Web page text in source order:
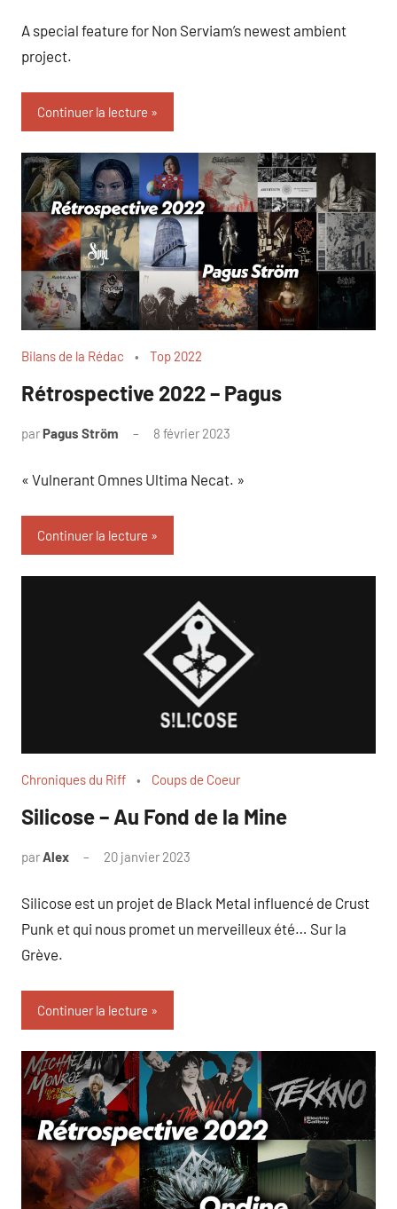
A special feature for Non Serviam’s newest ambient
project.
Continuer la lecture
Bilans de la Rédac Top 2022
Rétrospective 2022 – Pagus
parPagus Ström 8 février 2023
« Vulnerant Omnes Ultima Necat. »
Continuer la lecture
Chroniques du Riff Coups de Coeur
Silicose – Au Fond de la Mine
parAlex 20 janvier 2023
Silicose est un projet de Black Metal influencé de Crust
Punk et qui nous promet un merveilleux été… Sur la
Grève.
Continuer la lecture